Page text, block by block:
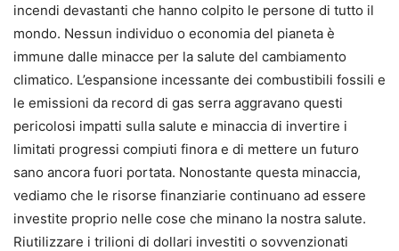
incendi devastanti che hanno colpito le persone di tutto il
mondo. Nessun individuo o economia del pianeta è
immune dalle minacce per la salute del cambiamento
climatico. L’espansione incessante dei combustibili fossili e
le emissioni da record di gas serra aggravano questi
pericolosi impatti sulla salute e minaccia di invertire i
limitati progressi compiuti finora e di mettere un futuro
sano ancora fuori portata. Nonostante questa minaccia,
vediamo che le risorse finanziarie continuano ad essere
investite proprio nelle cose che minano la nostra salute.
Riutilizzare i trilioni di dollari investiti o sovvenzionati